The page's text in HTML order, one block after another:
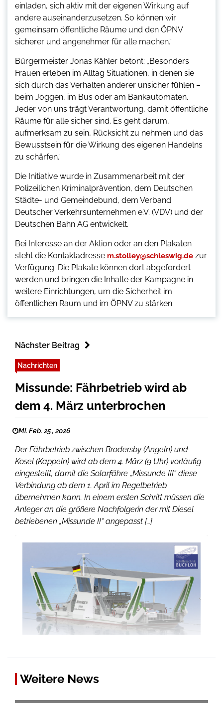
einladen, sich aktiv mit der eigenen Wirkung auf
andere auseinanderzusetzen. So können wir
gemeinsam öffentliche Räume und den ÖPNV
sicherer und angenehmer für alle machen.“
Bürgermeister Jonas Kähler betont: „Besonders
Frauen erleben im Alltag Situationen, in denen sie
sich durch das Verhalten anderer unsicher fühlen –
beim Joggen, im Bus oder am Bankautomaten.
Jeder von uns trägt Verantwortung, damit öffentliche
Räume für alle sicher sind. Es geht darum,
aufmerksam zu sein, Rücksicht zu nehmen und das
Bewusstsein für die Wirkung des eigenen Handelns
zu schärfen.“
Die Initiative wurde in Zusammenarbeit mit der
Polizeilichen Kriminalprävention, dem Deutschen
Städte- und Gemeindebund, dem Verband
Deutscher Verkehrsunternehmen e.V. (VDV) und der
Deutschen Bahn AG entwickelt.
Bei Interesse an der Aktion oder an den Plakaten
steht die Kontaktadresse m.stolley@schleswig.de zur
Verfügung. Die Plakate können dort abgefordert
werden und bringen die Inhalte der Kampagne in
weitere Einrichtungen, um die Sicherheit im
öffentlichen Raum und im ÖPNV zu stärken.
Nächster Beitrag
Nachrichten
Missunde: Fährbetrieb wird ab
dem 4. März unterbrochen
Mi. Feb. 25 , 2026
Der Fährbetrieb zwischen Brodersby (Angeln) und
Kosel (Kappeln) wird ab dem 4. März (9 Uhr) vorläufig
eingestellt, damit die Solarfähre „Missunde III“ diese
Verbindung ab dem 1. April im Regelbetrieb
übernehmen kann. In einem ersten Schritt müssen die
Anleger an die größere Nachfolgerin der mit Diesel
betriebenen „Missunde II“ angepasst […]
Weitere News